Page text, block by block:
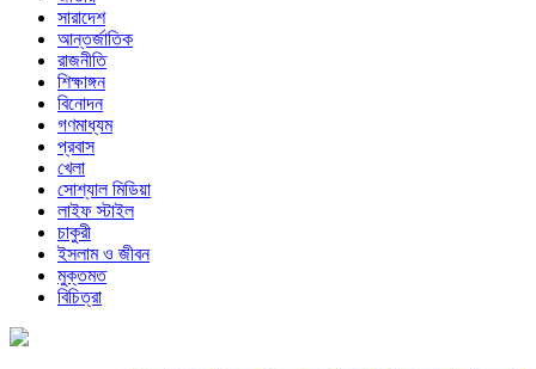
সারাদেশ
আন্তর্জাতিক
রাজনীতি
শিক্ষাঙ্গন
বিনোদন
গণমাধ্যম
প্রবাস
খেলা
সোশ্যাল মিডিয়া
লাইফ স্টাইল
চাকুরী
ইসলাম ও জীবন
মুক্তমত
বিচিত্রা